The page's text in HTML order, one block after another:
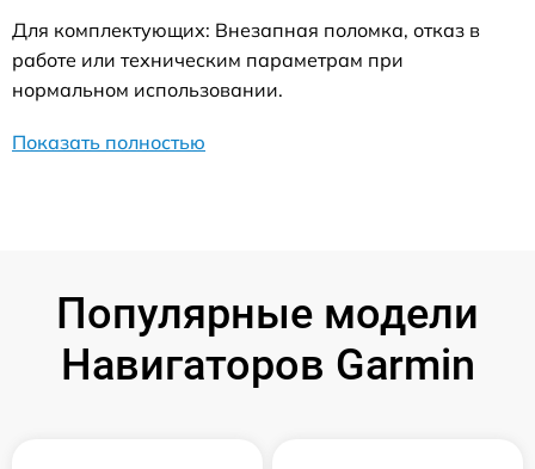
Для комплектующих: Внезапная поломка, отказ в
работе или техническим параметрам при
нормальном использовании.
Показать полностью
Популярные модели
Навигаторов Garmin